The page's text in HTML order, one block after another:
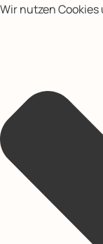
Wir nutzen